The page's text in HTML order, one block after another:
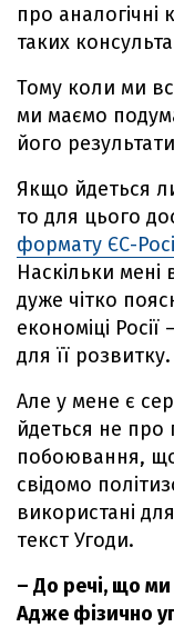
про аналогічні
таких
Тому коли ми
ми маємо
його
Якщо йдеться
то для цього
формату ЄС-
Наскільки
дуже чітко
економіці
для її розвитку.
Але у мене є
йдеться не про
побоювання, що
свідомо
використані
текст Угоди.
– До речі, що
Адже фізично